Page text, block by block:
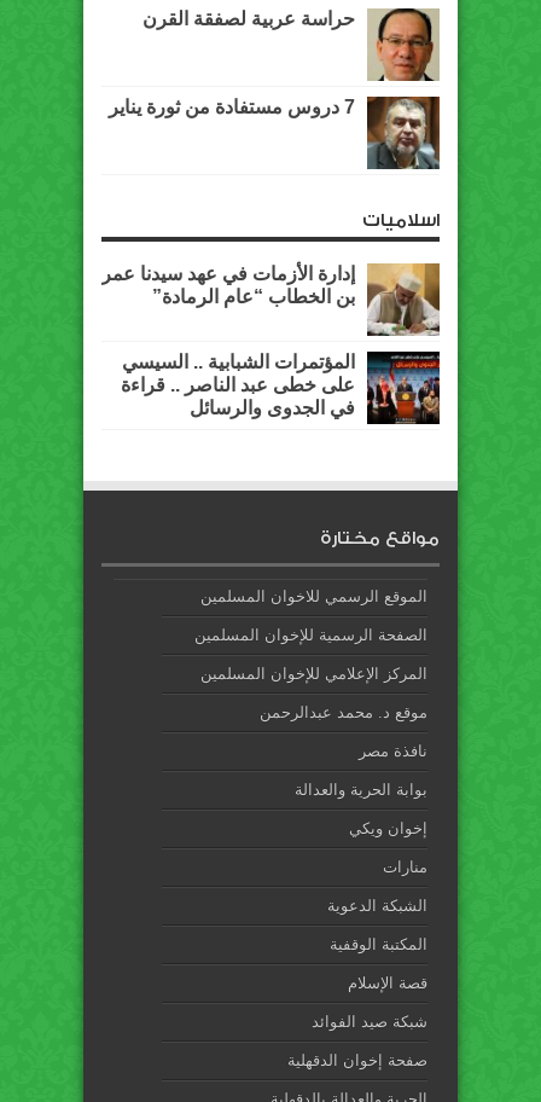
حراسة عربية لصفقة القرن
7 دروس مستفادة من ثورة يناير
اسلاميات
إدارة الأزمات في عهد سيدنا عمر
بن الخطاب “عام الرمادة”
المؤتمرات الشبابية .. السيسي
على خطى عبد الناصر .. قراءة
في الجدوى والرسائل
مواقع مختارة
الموقع الرسمي للاخوان المسلمين
الصفحة الرسمية للإخوان المسلمين
المركز الإعلامي للإخوان المسلمين
موقع د. محمد عبدالرحمن
نافذة مصر
بوابة الحرية والعدالة
إخوان ويكي
منارات
الشبكة الدعوية
المكتبة الوقفية
قصة الإسلام
شبكة صيد الفوائد
صفحة إخوان الدقهلية